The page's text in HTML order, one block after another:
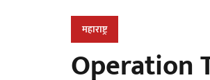
महाराष्ट्र
Operation